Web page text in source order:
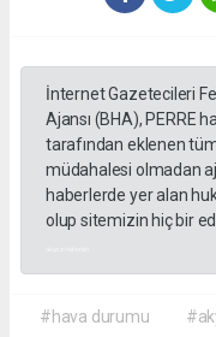
İnternet Gazetecileri
Ajansı (BHA), PERRE
tarafından eklenen
müdahalesi olmadan
haberlerde yer alan
olup sitemizin hiç bir
#hava durumu